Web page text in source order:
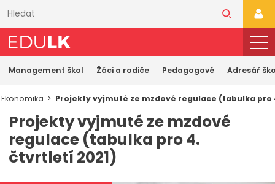
obsahu
Management škol Žáci a rodiče Pedagogové Adresář
Ekonomika Projekty vyjmuté ze mzdové regulace (tabulka
Projekty vyjmuté ze mzdové
regulace (tabulka pro 4.
čtvrtletí 2021)